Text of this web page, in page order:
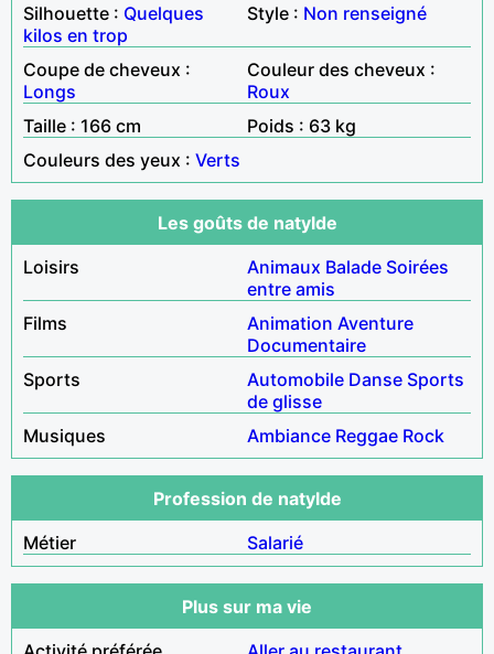
Silhouette : Quelques
kilos en trop
Style : Non renseigné
Coupe de cheveux :
Longs
Couleur des cheveux :
Roux
Taille : 166 cm
Poids : 63 kg
Couleurs des yeux : Verts
Les goûts de natylde
Loisirs
Animaux Balade Soirées
entre amis
Films
Animation Aventure
Documentaire
Sports
Automobile Danse Sports
de glisse
Musiques
Ambiance Reggae Rock
Profession de natylde
Métier
Salarié
Plus sur ma vie